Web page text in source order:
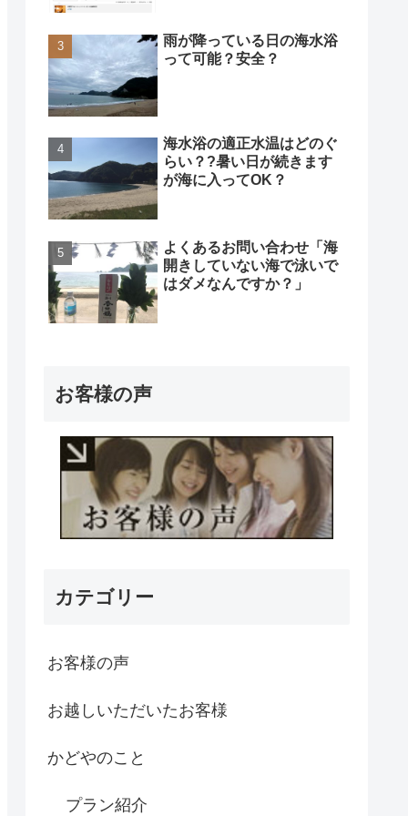
雨が降っている日の海水浴
って可能？安全？
海水浴の適正水温はどのぐ
らい？?暑い日が続きます
が海に入ってOK？
よくあるお問い合わせ「海
開きしていない海で泳いで
はダメなんですか？」
お客様の声
カテゴリー
お客様の声
お越しいただいたお客様
かどやのこと
プラン紹介